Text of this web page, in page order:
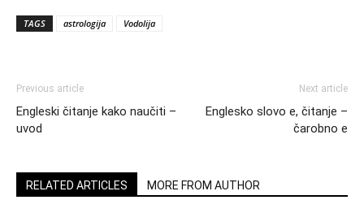
TAGS astrologija Vodolija
Previous article
Engleski čitanje kako naučiti –
uvod
Next article
Englesko slovo e, čitanje –
čarobno e
RELATED ARTICLES MORE FROM AUTHOR